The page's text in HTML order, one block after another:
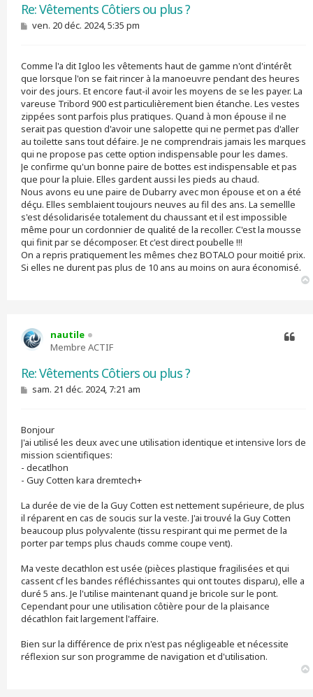
Re: Vêtements Côtiers ou plus ?
M
a
g
e
ven. 20 déc. 2024, 5:35 pm
Comme l'a dit Igloo les vêtements haut de gamme n'ont d'intérêt
que lorsque l'on se fait rincer à la manoeuvre pendant des heures
voir des jours. Et encore faut-il avoir les moyens de se les payer. La
vareuse Tribord 900 est particulièrement bien étanche. Les vestes
zippées sont parfois plus pratiques. Quand à mon épouse il ne
serait pas question d'avoir une salopette qui ne permet pas d'aller
au toilette sans tout défaire. Je ne comprendrais jamais les marques
qui ne propose pas cette option indispensable pour les dames.
Je confirme qu'un bonne paire de bottes est indispensable et pas
que pour la pluie. Elles gardent aussi les pieds au chaud.
Nous avons eu une paire de Dubarry avec mon épouse et on a été
déçu. Elles semblaient toujours neuves au fil des ans. La semellle
s'est désolidarisée totalement du chaussant et il est impossible
même pour un cordonnier de qualité de la recoller. C'est la mousse
qui finit par se décomposer. Et c'est direct poubelle !!!
On a repris pratiquement les mêmes chez BOTALO pour moitié prix.
Si elles ne durent pas plus de 10 ans au moins on aura économisé.
nautile
Membre ACTIF
Re: Vêtements Côtiers ou plus ?
M
a
g
e
sam. 21 déc. 2024, 7:21 am
Bonjour
J'ai utilisé les deux avec une utilisation identique et intensive lors de
mission scientifiques:
- decatlhon
- Guy Cotten kara dremtech+
La durée de vie de la Guy Cotten est nettement supérieure, de plus
il réparent en cas de soucis sur la veste. J'ai trouvé la Guy Cotten
beaucoup plus polyvalente (tissu respirant qui me permet de la
porter par temps plus chauds comme coupe vent).
Ma veste decathlon est usée (pièces plastique fragilisées et qui
cassent cf les bandes réfléchissantes qui ont toutes disparu), elle a
duré 5 ans. Je l'utilise maintenant quand je bricole sur le pont.
Cependant pour une utilisation côtière pour de la plaisance
décathlon fait largement l'affaire.
Bien sur la différence de prix n'est pas négligeable et nécessite
réflexion sur son programme de navigation et d'utilisation.